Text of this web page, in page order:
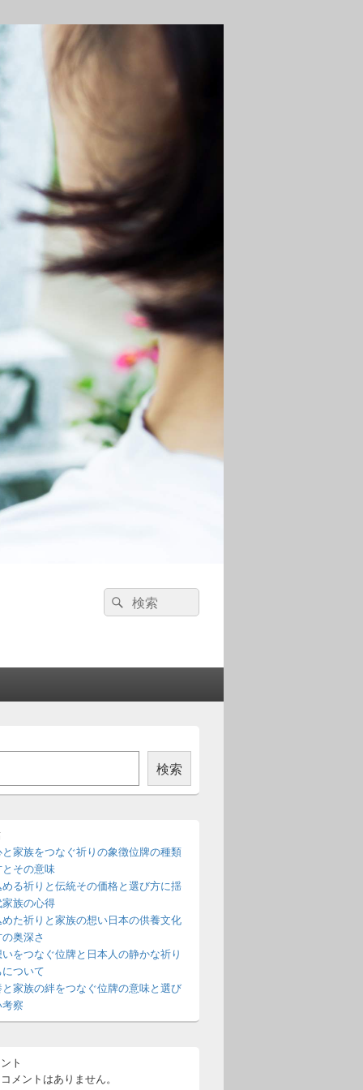
検
索:
検
索
検索
家族をつなぐ祈りの象徴位牌の種類
その意味
る祈りと伝統その価格と選び方に揺
族の心得
た祈りと家族の想い日本の供養文化
奥深さ
をつなぐ位牌と日本人の静かな祈り
ついて
家族の絆をつなぐ位牌の意味と選び
察
ト
メントはありません。